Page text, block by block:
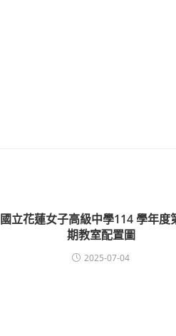
國立花蓮女子高級中學114 學年度
期教室配置圖
2025-07-04